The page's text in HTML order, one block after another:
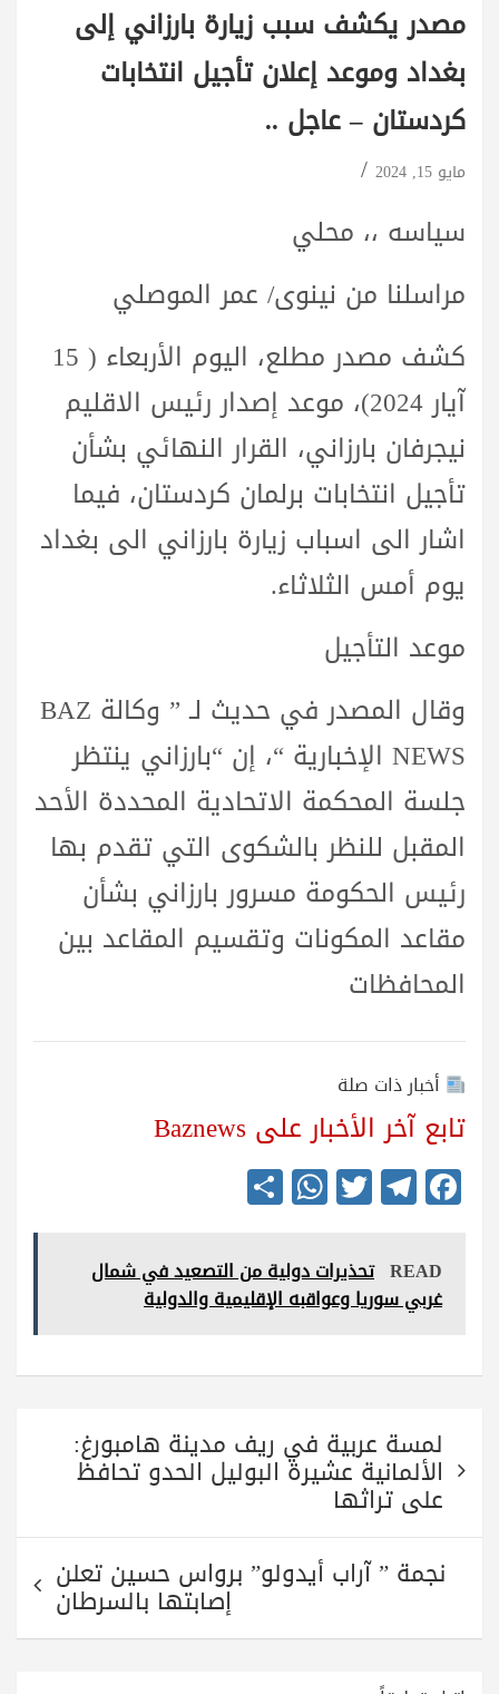
مصدر يكشف سبب زيارة بارزاني إلى
بغداد وموعد إعلان تأجيل انتخابات
كردستان – عاجل ..
مايو 15, 2024
سياسه ،، محلي
مراسلنا من نينوى/ عمر الموصلي
كشف مصدر مطلع، اليوم الأربعاء ( 15
آيار 2024)، موعد إصدار رئيس الاقليم
نيجرفان بارزاني، القرار النهائي بشأن
تأجيل انتخابات برلمان كردستان، فيما
اشار الى اسباب زيارة بارزاني الى بغداد
يوم أمس الثلاثاء.
موعد التأجيل
وقال المصدر في حديث لـ ” وكالة BAZ
NEWS الإخبارية “، إن “بارزاني ينتظر
جلسة المحكمة الاتحادية المحددة الأحد
المقبل للنظر بالشكوى التي تقدم بها
رئيس الحكومة مسرور بارزاني بشأن
مقاعد المكونات وتقسيم المقاعد بين
المحافظات
أخبار ذات صلة
تابع آخر الأخبار على Baznews
Fa
ce
bo
ok
Te
le
gr
a
m
T
wi
tte
r
W
ha
ts
A
pp
re READ تحذيرات دولية من التصعيد في شمال
غربي سوريا وعواقبه الإقليمية والدولية
تصفّح
المقالات
لمسة عربية في ريف مدينة هامبورغ:
الألمانية عشيرة البوليل الحدو تحافظ
على تراثها
نجمة ” آراب أيدولو” برواس حسين تعلن
إصابتها بالسرطان